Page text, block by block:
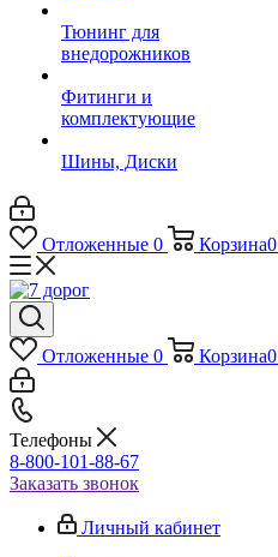
Тюнинг для
внедорожников
Фитинги и
комплектующие
Шины, Диски
Отложенные 0 Корзина0
Отложенные 0 Корзина0
Телефоны
8-800-101-88-67
Заказать звонок
Личный кабинет